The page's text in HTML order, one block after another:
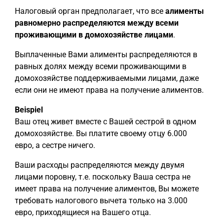
Налоговый орган предполагает, что все алименты
равномерно распределяются между всеми
проживающими в домохозяйстве лицами.
Выплаченные Вами алименты распределяются в
равных долях между всеми проживающими в
домохозяйстве поддерживаемыми лицами, даже
если они не имеют права на получение алиментов.
Beispiel
Ваш отец живет вместе с Вашей сестрой в одном
домохозяйстве. Вы платите своему отцу 6.000
евро, а сестре ничего.
Ваши расходы распределяются между двумя
лицами поровну, т.е. поскольку Ваша сестра не
имеет права на получение алиментов, Вы можете
требовать налогового вычета только на 3.000
евро, приходящиеся на Вашего отца.